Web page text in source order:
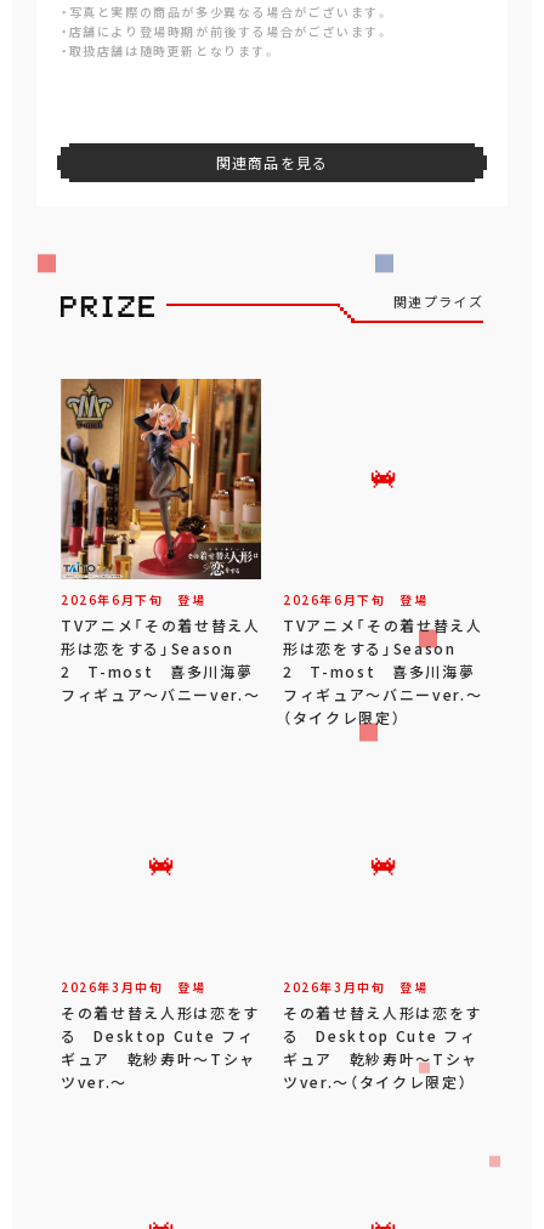
・写真と実際の商品が多少異なる場合がございます。
・店舗により登場時期が前後する場合がございます。
・取扱店舗は随時更新となります。
関連商品を見る
関連プライズ
2026年6 月下旬 登場
TVアニメ「その着せ替え人
形は恋をする」Season
2 T-most 喜多川海夢
フィギュア～バニーver.～
2026年6 月下旬 登場
TVアニメ「その着せ替え人
形は恋をする」Season
2 T-most 喜多川海夢
フィギュア～バニーver.～
（タイクレ限定）
2026年3 月中旬 登場
その着せ替え人形は恋をす
る Desktop Cute フィ
ギュア 乾紗寿叶～Tシャ
ツver.～
2026年3 月中旬 登場
その着せ替え人形は恋をす
る Desktop Cute フィ
ギュア 乾紗寿叶～Tシャ
ツver.～（タイクレ限定）